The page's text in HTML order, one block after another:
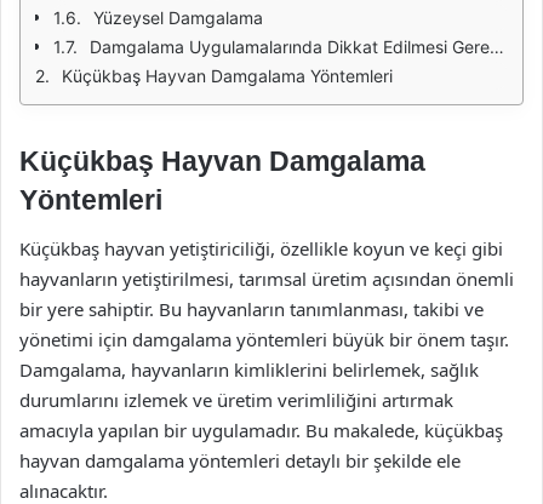
Yüzeysel Damgalama
Damgalama Uygulamalarında Dikkat Edilmesi Gerekenler
Küçükbaş Hayvan Damgalama Yöntemleri
Küçükbaş Hayvan Damgalama
Yöntemleri
Küçükbaş hayvan yetiştiriciliği, özellikle koyun ve keçi gibi
hayvanların yetiştirilmesi, tarımsal üretim açısından önemli
bir yere sahiptir. Bu hayvanların tanımlanması, takibi ve
yönetimi için damgalama yöntemleri büyük bir önem taşır.
Damgalama, hayvanların kimliklerini belirlemek, sağlık
durumlarını izlemek ve üretim verimliliğini artırmak
amacıyla yapılan bir uygulamadır. Bu makalede, küçükbaş
hayvan damgalama yöntemleri detaylı bir şekilde ele
alınacaktır.